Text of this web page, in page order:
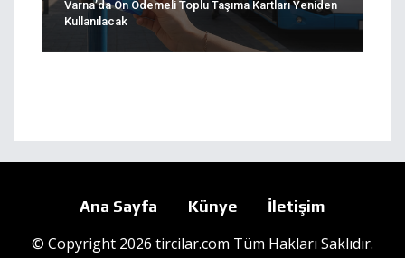
Varna’da Ön Ödemeli Toplu Taşıma Kartları Yeniden
Kullanılacak
Ana Sayfa Künye İletişim
© Copyright 2026 tircilar.com Tüm Hakları Saklıdır.